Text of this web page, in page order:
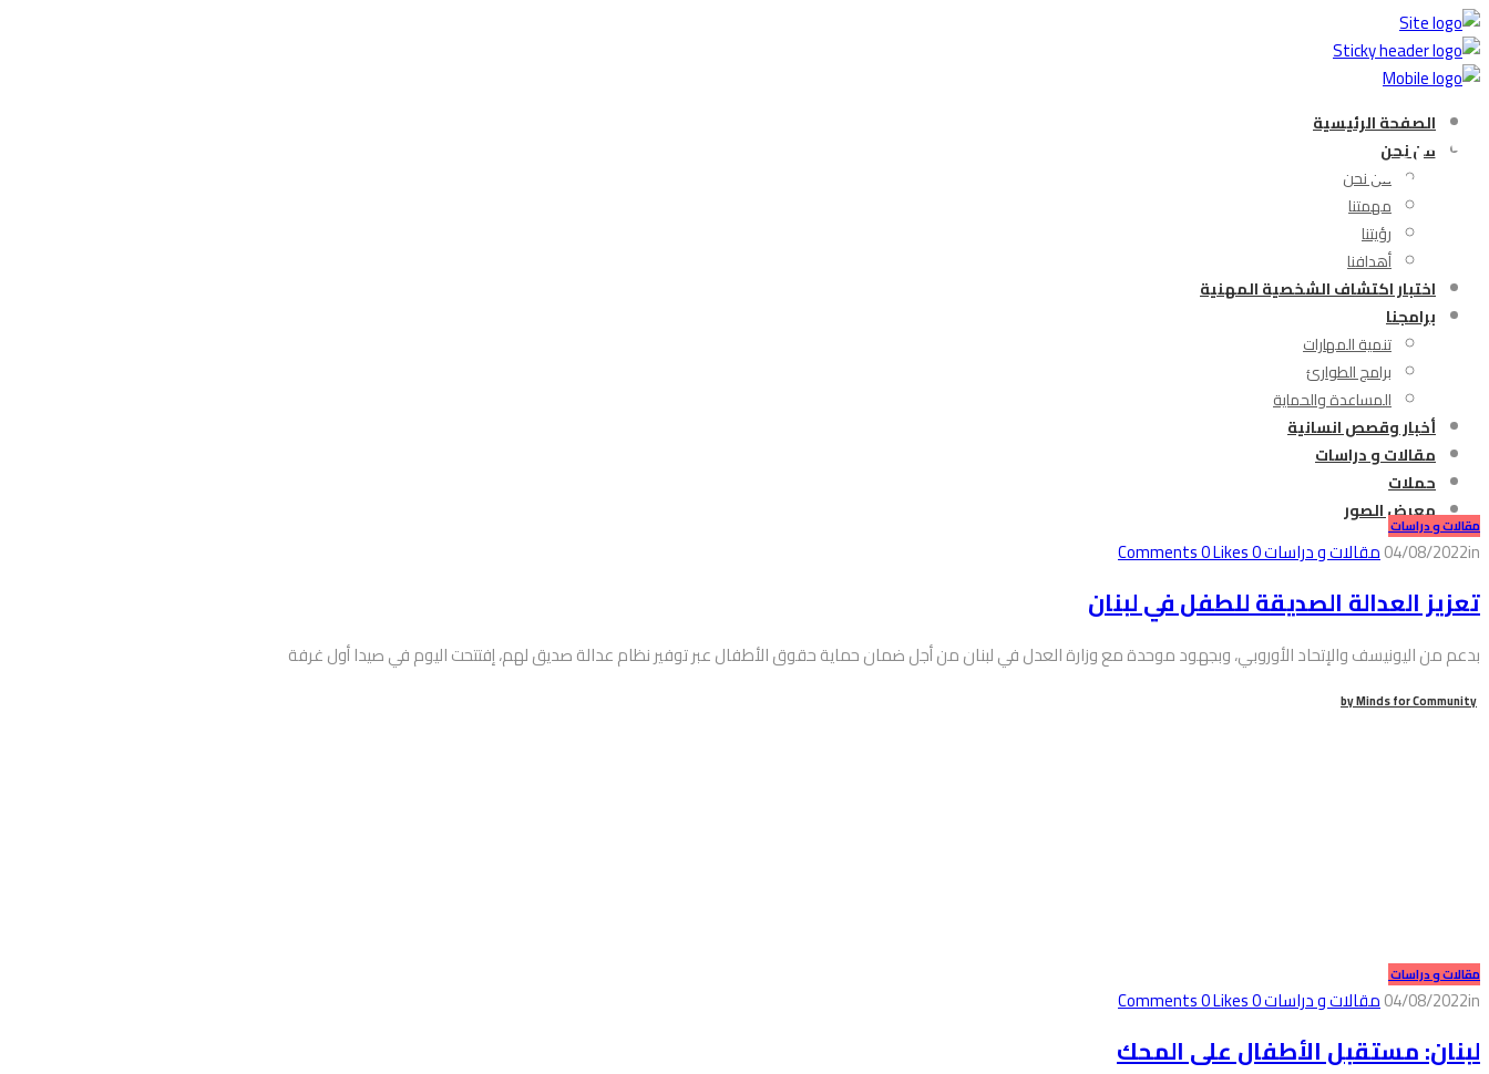
الصفحة الرئيسية
من نحن
من نحن
مهمتنا
رؤيتنا
أهدافنا
اختبار اكتشاف الشخصية المهنية
برامجنا
تنمية المهارات
برامج الطوارئ
المساعدة والحماية
أخبار وقصص انسانية
مقالات و دراسات
حملات
معرض الصور
حق_الطفل#
مقالات و دراسات
04/08/2022in مقالات و دراسات0
Comments
0Likes
تعزيز العدالة الصديقة للطفل في لبنان
بدعم من اليونيسف والإتحاد الأوروبي، وبجهود موحدة مع وزارة العدل في لبنان من أجل ضمان حماية حقوق الأطفال عبر توفير نظام عدالة صديق لهم، إفتتحت اليوم في صيدا أول غرفة
byMinds for Community
مقالات و دراسات
04/08/2022in مقالات و دراسات0
Comments
0Likes
لبنان: مستقبل الأطفال على المحك